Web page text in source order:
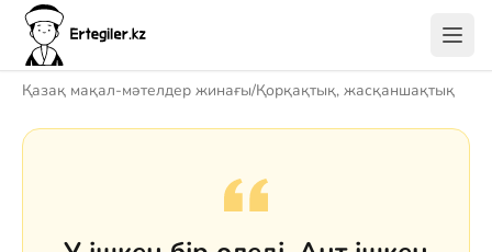
Қазақ мақал-мәтелдер жинағы/Қорқақтық, жасқаншақтық